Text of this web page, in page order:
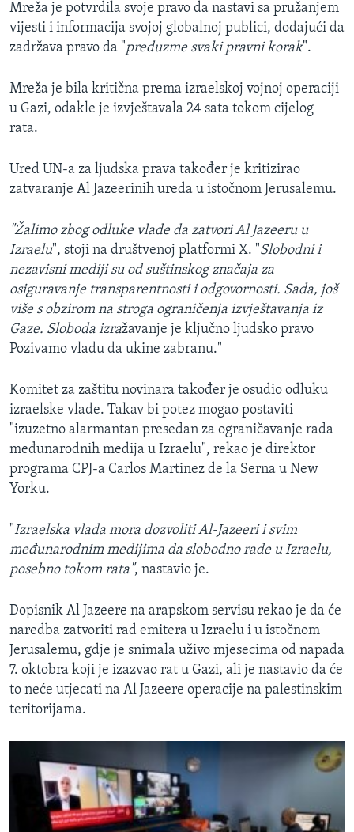
Mreža je potvrdila svoje pravo da nastavi sa pružanjem
vijesti i informacija svojoj globalnoj publici, dodajući da
zadržava pravo da "preduzme svaki pravni korak".
Mreža je bila kritična prema izraelskoj vojnoj operaciji
u Gazi, odakle je izvještavala 24 sata tokom cijelog
rata.
Ured UN-a za ljudska prava također je kritizirao
zatvaranje Al Jazeerinih ureda u istočnom Jerusalemu.
"Žalimo zbog odluke vlade da zatvori Al Jazeeru u
Izraelu", stoji na društvenoj platformi X. "Slobodni i
nezavisni mediji su od suštinskog značaja za
osiguravanje transparentnosti i odgovornosti. Sada, još
više s obzirom na stroga ograničenja izvještavanja iz
Gaze. Sloboda izražavanje je ključno ljudsko pravo
Pozivamo vladu da ukine zabranu."
Komitet za zaštitu novinara također je osudio odluku
izraelske vlade. Takav bi potez mogao postaviti
"izuzetno alarmantan presedan za ograničavanje rada
međunarodnih medija u Izraelu", rekao je direktor
programa CPJ-a Carlos Martinez de la Serna u New
Yorku.
"Izraelska vlada mora dozvoliti Al-Jazeeri i svim
međunarodnim medijima da slobodno rade u Izraelu,
posebno tokom rata", nastavio je.
Dopisnik Al Jazeere na arapskom servisu rekao je da će
naredba zatvoriti rad emitera u Izraelu i u istočnom
Jerusalemu, gdje je snimala uživo mjesecima od napada
7. oktobra koji je izazvao rat u Gazi, ali je nastavio da će
to neće utjecati na Al Jazeere operacije na palestinskim
teritorijama.